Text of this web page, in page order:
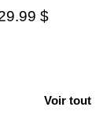
$
Voir tout